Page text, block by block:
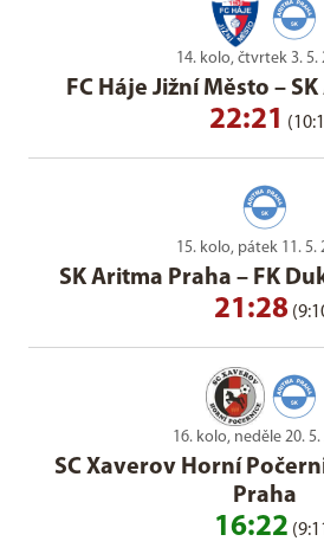
14. kolo, čtvrtek 3. 5.
FC Háje Jižní Město –
22:21
15. kolo, pátek 11. 5.
SK Aritma Praha – FK
21:28
16. kolo, neděle 20. 5.
SC Xaverov Horní
Praha
16:22